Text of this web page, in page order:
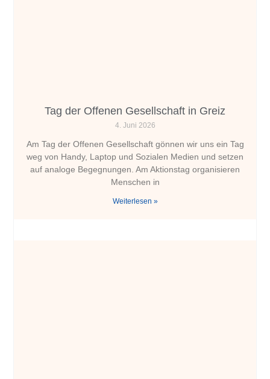
Tag der Offenen Gesellschaft in Greiz
4. Juni 2026
Am Tag der Offenen Gesellschaft gönnen wir uns ein Tag
weg von Handy, Laptop und Sozialen Medien und setzen
auf analoge Begegnungen. Am Aktionstag organisieren
Menschen in
Weiterlesen »